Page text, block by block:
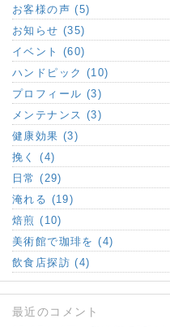
お客様の声 (5)
お知らせ (35)
イベント (60)
ハンドピック (10)
プロフィール (3)
メンテナンス (3)
健康効果 (3)
挽く (4)
日常 (29)
淹れる (19)
焙煎 (10)
美術館で珈琲を (4)
飲食店探訪 (4)
最近のコメント